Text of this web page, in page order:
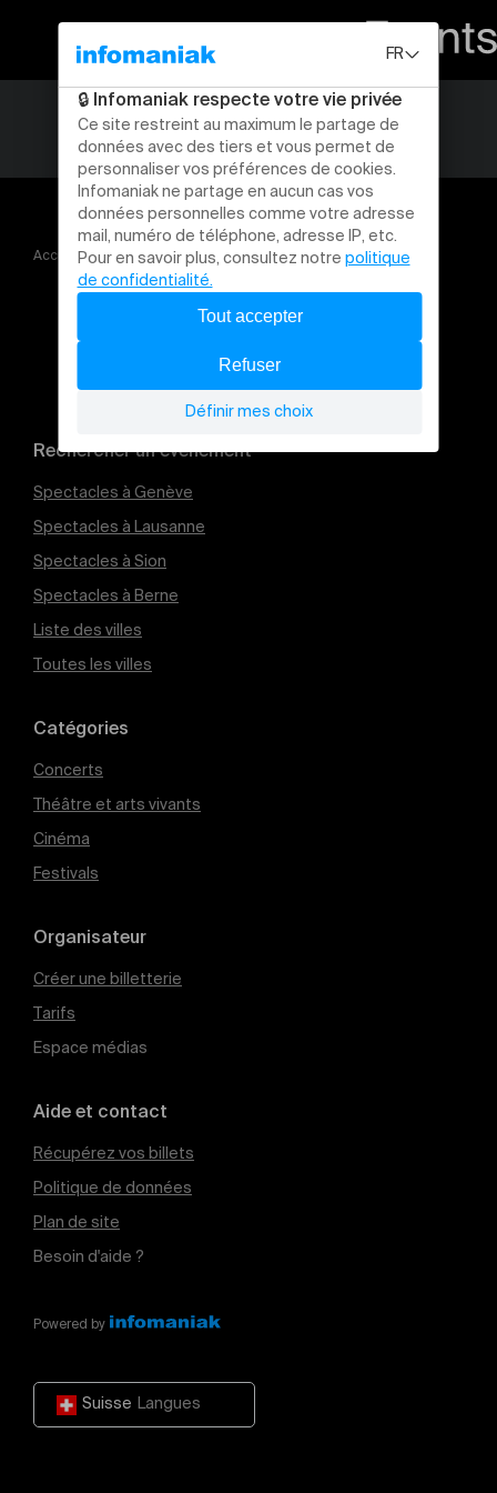
Accueil Soirée musique et danse improvisée
Rechercher un évènement
Spectacles à Genève
Spectacles à Lausanne
Spectacles à Sion
Spectacles à Berne
Liste des villes
Toutes les villes
Catégories
Concerts
Théâtre et arts vivants
Cinéma
Festivals
Organisateur
Créer une billetterie
Tarifs
Espace médias
Aide et contact
Récupérez vos billets
Politique de données
Plan de site
Besoin d'aide ?
Powered by
Suisse Langues